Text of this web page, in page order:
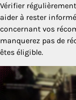
Vérifier
aider à rester
concernant vos
manquerez pas de
êtes éligible.